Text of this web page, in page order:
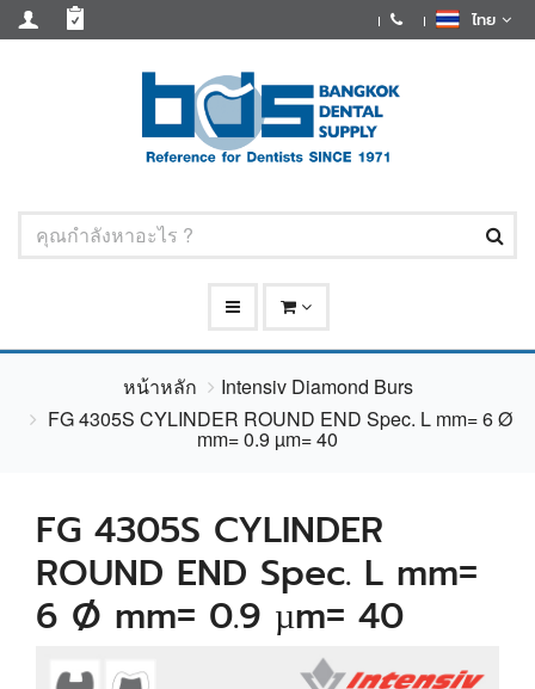
ไทย
หน้าหลัก
Intensiv Diamond Burs
FG 4305S CYLINDER ROUND END Spec. L mm= 6 Ø
mm= 0.9 µm= 40
FG 4305S CYLINDER
ROUND END Spec. L mm=
6 Ø mm= 0.9 µm= 40